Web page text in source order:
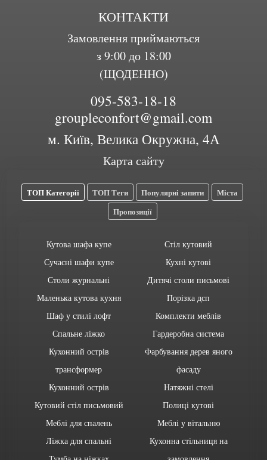
КОНТАКТИ
Замовлення приймаються
з 9:00 до 18:00
(ЩОДЕННО)
095-583-18-18
groupleconfort@gmail.com
м. Київ, Велика Окружна, 4А
Карта сайту
ТОП Категорії ТОП Теги Популярні запити
Міста
Пропозиції
Кутова шафа купе
Сучасні шафи купе
Столи журнальні
Маленька кутова кухня
Шаф у стилі лофт
Спальне ліжко
Кухонний острів
трансформер
Кухонний острів
Стіл кутовий
Кухні кутові
Дитячі столи письмові
Порізка дсп
Комплекти меблів
Гардеробна система
Фарбування дерев яного
фасаду
Натяжні стелі
Кутовий стіл письмовий
Меблі для спалень
Ліжка для спальні
Полиці кутові
Меблі у вітальню
Кухонна стільниця на